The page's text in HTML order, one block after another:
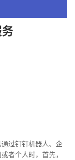
过钉钉机器人、企
者个人时，首先，